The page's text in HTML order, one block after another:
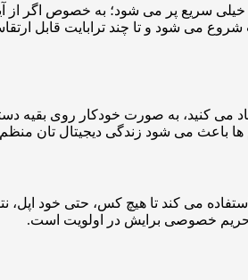
که این حجم خیلی سریع پر می شود؛ به
که از ۵۰ گیگابایت شروع می شود و تا چند
کنید، به صورت خودکار روی بقیه
ها باعث می شود زندگی دیجیتال تان
می کند تا هیچ کس، حتی خود
حریم خصوصی برایش در اولویت است.